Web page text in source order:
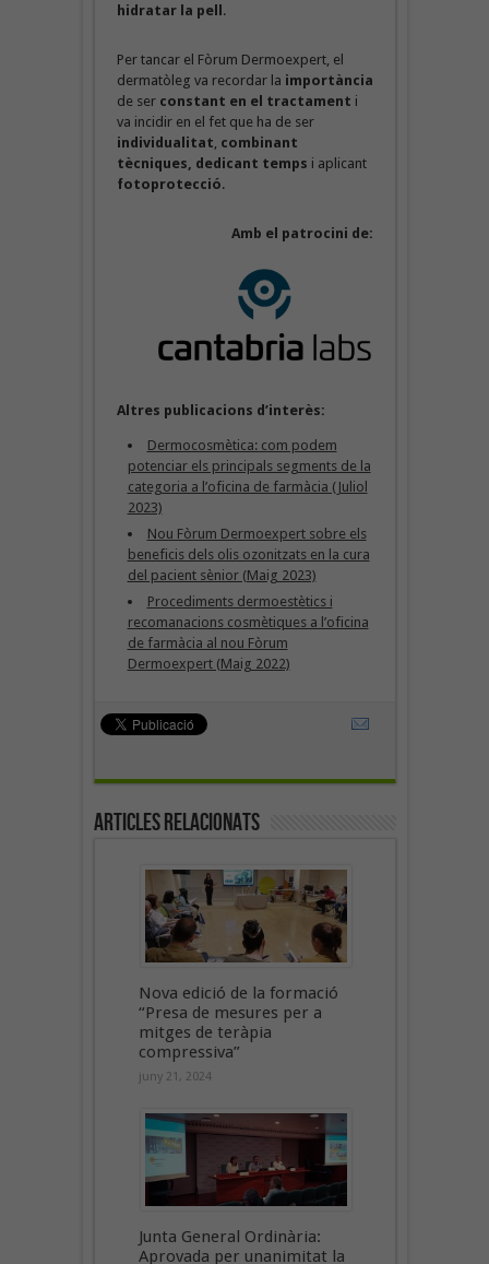
hidratar la pell.
Per tancar el Fòrum Dermoexpert, el
dermatòleg va recordar la importància
de ser constant en el tractament i
va incidir en el fet que ha de ser
individualitat combinant
tècniques, dedicant temps i aplicant
fotoprotecció.
Amb el patrocini de:
Altres publicacions d’interès:
Dermocosmètica: com podem
potenciar els principals segments de la
categoria a l’oficina de farmàcia (Juliol
2023)
Nou Fòrum Dermoexpert sobre els
beneficis dels olis ozonitzats en la cura
del pacient sènior (Maig 2023)
Procediments dermoestètics i
recomanacions cosmètiques a l’oficina
de farmàcia al nou Fòrum
Dermoexpert (Maig 2022)
Articles Relacionats
Nova edició de la formació
“Presa de mesures per a
mitges de teràpia
compressiva”
juny 21, 2024
Junta General Ordinària:
Aprovada per unanimitat la